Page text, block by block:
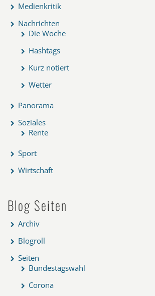
Medienkritik
Nachrichten
Die Woche
Hashtags
Kurz notiert
Wetter
Panorama
Soziales
Rente
Sport
Wirtschaft
Blog Seiten
Archiv
Blogroll
Seiten
Bundestagswahl
Corona